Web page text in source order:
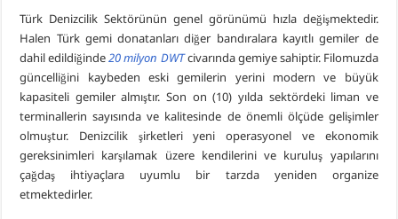
Türk Denizcilik Sektörünün genel görünümü hızla değişmektedir.
Halen Türk gemi donatanları diğer bandıralara kayıtlı gemiler de
dahil edildiğinde20 milyon DWTcivarında gemiye sahiptir. Filomuzda
güncelliğini kaybeden eski gemilerin yerini modern ve büyük
kapasiteli gemiler almıştır. Son on (10) yılda sektördeki liman ve
terminallerin sayısında ve kalitesinde de önemli ölçüde gelişimler
olmuştur. Denizcilik şirketleri yeni operasyonel ve ekonomik
gereksinimleri karşılamak üzere kendilerini ve kuruluş yapılarını
çağdaş ihtiyaçlara uyumlu bir tarzda yeniden organize
etmektedirler.